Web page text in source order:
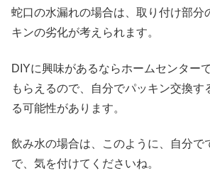
蛇口の水漏れの場合は、取り付け部分
キンの劣化が考えられます。
DIYに興味があるならホームセンター
もらえるので、自分でパッキン交換す
る可能性があります。
飲み水の場合は、このように、自分で
で、気を付けてくださいね。